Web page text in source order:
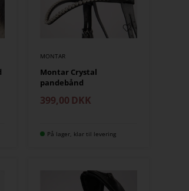
MONTAR
Montar Crystal
pandebånd
399,00 DKK
På lager, klar til levering